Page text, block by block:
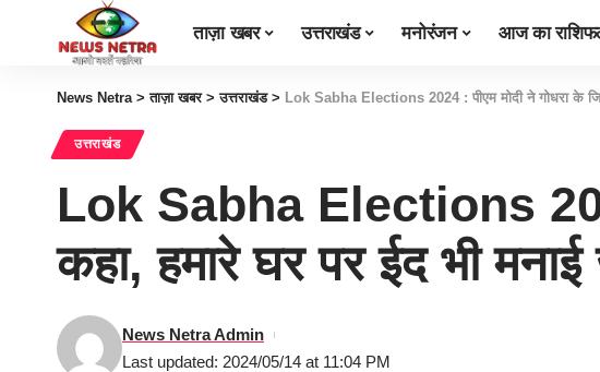
ताज़ा खबर उत्तराखंड मनोरंजन आज का
News Netra>ताज़ा खबर>उत्तराखंड> Lok Sabha Elections 2024 : पीएम मोदी ने गोधरा के
उत्तराखंड
Lok Sabha Elections
कहा, हमारे घर पर ईद भी
Last updated: 2024/05/14 at 11:04 PM
News Netra Admin